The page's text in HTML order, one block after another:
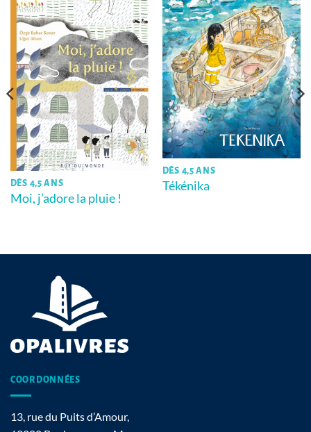
DÈS 4,5 ANS
Moi, j’adore la pluie !
DÈS 4,5 ANS
Tékénika
COORDONNÉES
13, rue du Puits d’Amour,